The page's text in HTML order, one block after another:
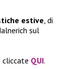
estive , di
sul
cliccate QUI.